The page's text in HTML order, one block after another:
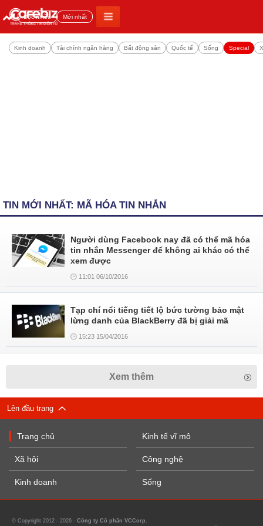
Đọc nhiều Mới nhất
Kinh doanh Tài chính ngân hàng Bất động sản Quốc tế Sống Special
TIN MỚI NHẤT: MÃ HÓA TIN NHẮN
Người dùng Facebook nay đã có thể mã hóa
tin nhắn Messenger để không ai khác có thể
xem được
11:01 06/10/2016
Tạp chí nổi tiếng tiết lộ bức tường bảo mật
lừng danh của BlackBerry đã bị giải mã
15:23 15/04/2016
Xem thêm
Lên đầu trang
Trang chủ
Xã hội
Kinh doanh
Kinh tế vĩ mô
Công nghệ
Sống
© Copyright 2012 - 2026 - Công ty Cổ phần VCCorp.